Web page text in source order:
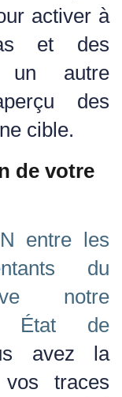
activer à
et des
un autre
des
cible.
de votre
entre les
du
notre
État de
avez la
traces